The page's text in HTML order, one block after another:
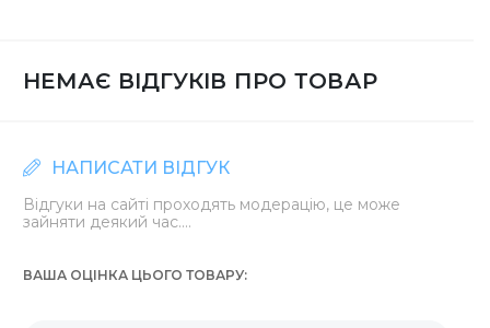
НЕМАЄ ВІДГУКІВ ПРО ТОВАР
НАПИСАТИ ВІДГУК
Відгуки на сайті проходять модерацію, це може
зайняти деякий час....
ВАША ОЦІНКА ЦЬОГО ТОВАРУ